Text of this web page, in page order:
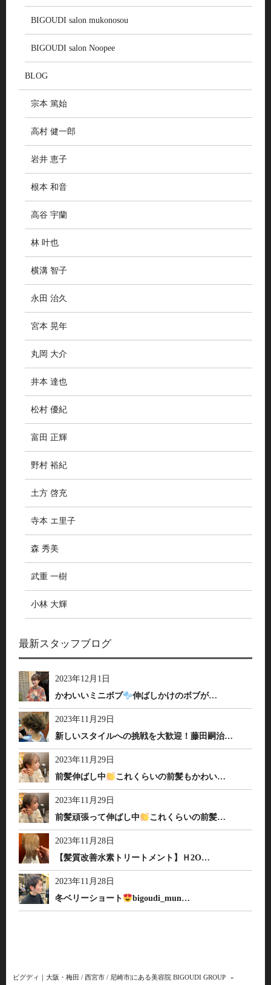
BIGOUDI salon mukonosou
BIGOUDI salon Noopee
BLOG
宗本 篤始
高村 健一郎
岩井 恵子
根本 和音
高谷 宇蘭
林 叶也
横溝 智子
永田 治久
宮本 晃年
丸岡 大介
井本 達也
松村 優紀
富田 正輝
野村 裕紀
土方 啓充
寺本 エ里子
森 秀美
武重 一樹
小林 大輝
最新スタッフブログ
2023年12月1日
かわいいミニボブ
伸ばしかけのボブが…
2023年11月29日
新しいスタイルへの挑戦を大歓迎！藤田嗣治…
2023年11月29日
前髪伸ばし中
これくらいの前髪もかわい…
2023年11月29日
前髪頑張って伸ばし中
これくらいの前髪…
2023年11月28日
【髪質改善水素トリートメント】Ｈ2O…
2023年11月28日
冬ベリーショート
bigoudi_mun…
ビグディ｜大阪・梅田 / 西宮市 / 尼崎市|にある美容院 BIGOUDI GROUP »